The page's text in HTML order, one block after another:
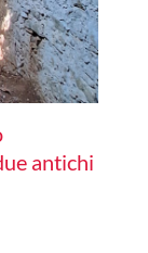
antichi